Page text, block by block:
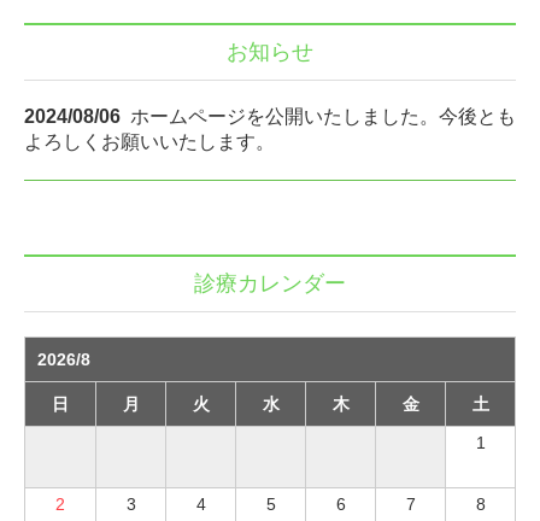
お知らせ
2024/08/06 ホームページを公開いたしました。今後とも
よろしくお願いいたします。
診療カレンダー
2026/8
日 月 火 水 木 金
土
1
2 3
4
5
6 7 8